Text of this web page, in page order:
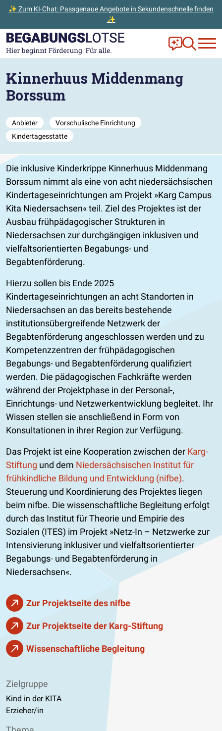
✨ Zum KI-Chat: Passgenaue Angebote in Sekundenschnelle finden
✨
Zum Hauptinhalt der Seite springen
Zur Startseite gehen Frag Ella!
Zur
Kinnerhuus Middenmang
Borssum
Anbieter
Vorschulische Einrichtung
Kindertagesstätte
Die inklusive Kinderkrippe Kinnerhuus Middenmang
Borssum nimmt als eine von acht niedersächsischen
Kindertageseinrichtungen am Projekt »Karg Campus
Kita Niedersachsen« teil. Ziel des Projektes ist der
Ausbau frühpädagogischer Strukturen in
Niedersachsen zur durchgängigen inklusiven und
vielfaltsorientierten Begabungs- und
Begabtenförderung.
Hierzu sollen bis Ende 2025
Kindertageseinrichtungen an acht Standorten in
Niedersachsen an das bereits bestehende
institutionsübergreifende Netzwerk der
Begabtenförderung angeschlossen werden und zu
Kompetenzzentren der frühpädagogischen
Begabungs- und Begabtenförderung qualifiziert
werden. Die pädagogischen Fachkräfte werden
während der Projektphase in der Personal-,
Einrichtungs- und Netzwerkentwicklung begleitet. Ihr
Wissen stellen sie anschließend in Form von
Konsultationen in ihrer Region zur Verfügung.
Das Projekt ist eine Kooperation zwischen der Karg-
Stiftung und dem Niedersächsischen Institut für
frühkindliche Bildung und Entwicklung (nifbe).
Steuerung und Koordinierung des Projektes liegen
beim nifbe. Die wissenschaftliche Begleitung erfolgt
durch das Institut für Theorie und Empirie des
Sozialen (ITES) im Projekt »Netz-In – Netzwerke zur
Intensivierung inklusiver und vielfaltsorientierter
Begabungs- und Begabtenförderung in
Niedersachsen«.
Zur Projektseite des nifbe
Zur Projektseite der Karg-Stiftung
Wissenschaftliche Begleitung
Zielgruppe
Kind in der KITA
Erzieher/in